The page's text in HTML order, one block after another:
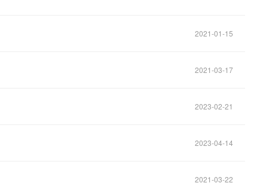
2021-01-15
2021-03-17
2023-02-21
2023-04-14
2021-03-22